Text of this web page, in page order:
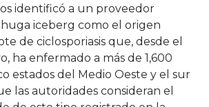
identificó a un proveedor
iceberg como el origen
de ciclosporiasis que, desde el
ha enfermado a más de 1,600
estados del Medio Oeste y el sur
las autoridades consideran el